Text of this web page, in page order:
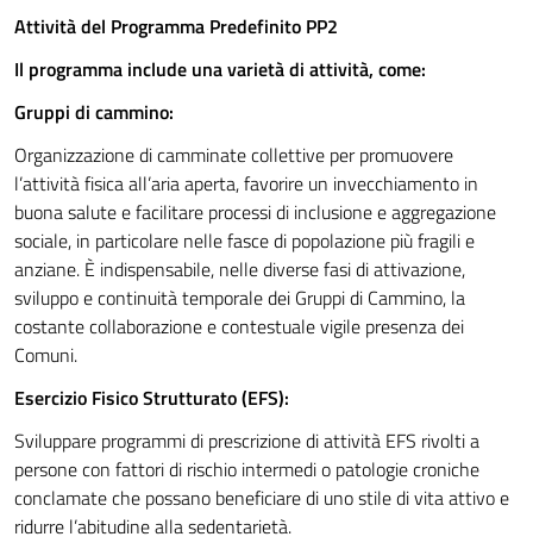
Attività del Programma Predefinito PP2
Il programma include una varietà di attività, come:
Gruppi di cammino:
Organizzazione di camminate collettive per promuovere
l’attività fisica all’aria aperta, favorire un invecchiamento in
buona salute e facilitare processi di inclusione e aggregazione
sociale, in particolare nelle fasce di popolazione più fragili e
anziane. È indispensabile, nelle diverse fasi di attivazione,
sviluppo e continuità temporale dei Gruppi di Cammino, la
costante collaborazione e contestuale vigile presenza dei
Comuni.
Esercizio Fisico Strutturato (EFS):
Sviluppare programmi di prescrizione di attività EFS rivolti a
persone con fattori di rischio intermedi o patologie croniche
conclamate che possano beneficiare di uno stile di vita attivo e
ridurre l’abitudine alla sedentarietà.